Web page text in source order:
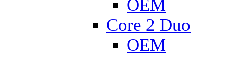
OEM
Core 2 Duo
OEM